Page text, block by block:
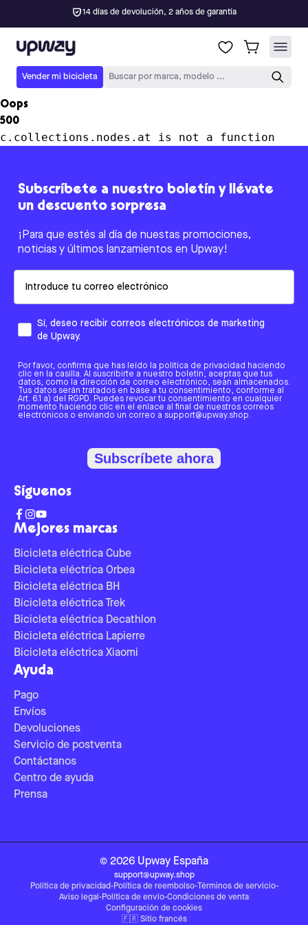
14 días de devolución, 2 años de garantía
Upway
Vender mi bicicleta Buscar por marca, modelo ...
Oops
500
c.collections.nodes.at is not a function
Mejores marcas
Bicicleta eléctrica Cube
Bicicleta eléctrica Orbea
Bicicleta eléctrica BH
Bicicleta eléctrica Trek
Bicicleta eléctrica Decathlon
Bicicleta eléctrica Lapierre
Bicicleta eléctrica Xiaomi
Ayuda
Pago
Envíos
Devoluciones
Servicio de postventa
Contáctanos
Centro de ayuda
Prensa
Subscríbete a nuestro boletín y llévate
un descuento sorpresa
¡Para que estés al día de nuestas promociones,
noticias y últimos lanzamientos en Upway!
Sí, deseo recibir correos electrónicos de marketing
de Upway.
Por favor, confirma que has leído la política de privacidad haciendo
clic en la casilla. Al suscribirte a nuestro boletín, aceptas que tus
datos, como la dirección de correo electrónico, sean almacenados.
Tus datos serán tratados en base a tu consentimiento, conforme al
Art. 6.1 a) del RGPD. Puedes revocar tu consentimiento en cualquier
momento haciendo clic en el enlace al final de nuestros correos
electrónicos o enviando un correo a support@upway.shop.
Subscríbete ahora
Síguenos
© 2026 Upway España
support@upway.shop
Política de privacidad-Política de reembolso-Términos de servicio-
Aviso legal -Política de envío-Condiciones de venta
Configuración de cookies
🇫🇷 Sitio francés